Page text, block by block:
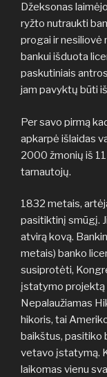
Džeksonas
ryžto nutraukti
progai ir nesiliovė
bankui išduota
paskutiniais
jam pavyktų būti
Per savo pirmą
apkarpė išlaidas
2000 žmonių iš
tarnautojų.
1832 metais,
pasitiktinį smūgį.
atvirą kovą.
metais) banko
susiprotėti,
įstatymo projektą
Nepalaužiamas
hikoris, tai
baikštus, pasitiko
vetavo įstatymą.
laikomas vienu